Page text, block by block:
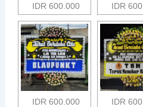
IDR 600.000 IDR
IDR 600.000 IDR